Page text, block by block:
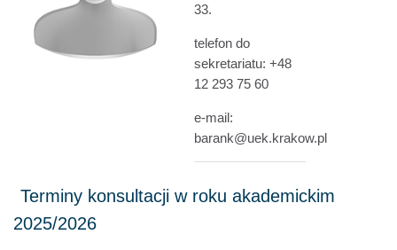
33.
telefon do
sekretariatu: +48
12 293 75 60
e-mail:
barank@uek.krakow.pl